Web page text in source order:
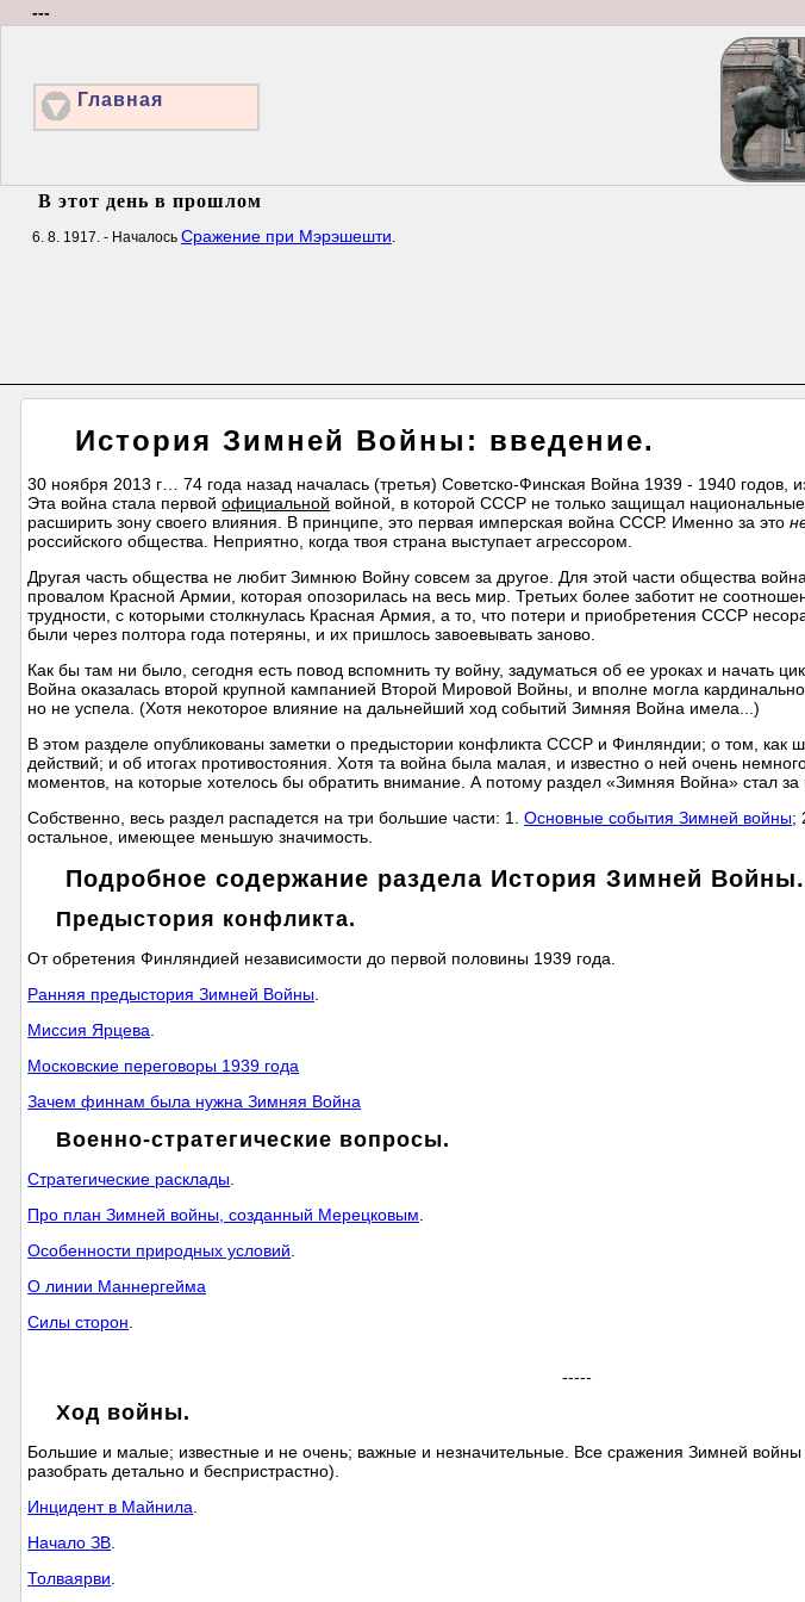
---
Главная
В этот день в прошлом
6. 8. 1917. - Началось Сражение при Мэрэшешти.
История Зимней Войны: введение.
30 ноября 2013 г… 74 года назад началась (третья) Советско-Финская Война 1939 - 1940 годов,
Эта война стала первойофициальной войной, в которой СССР не только защищал
расширить зону своего влияния. В принципе, это первая имперская война СССР. Именно за это
российского общества. Неприятно, когда твоя страна выступает агрессором.
Другая часть общества не любит Зимнюю Войну совсем за другое. Для этой части общества
провалом Красной Армии, которая опозорилась на весь мир. Третьих более заботит не
трудности, с которыми столкнулась Красная Армия, а то, что потери и приобретения СССР
были через полтора года потеряны, и их пришлось завоевывать заново.
Как бы там ни было, сегодня есть повод вспомнить ту войну, задуматься об ее уроках и начать
Война оказалась второй крупной кампанией Второй Мировой Войны, и вполне могла
но не успела. (Хотя некоторое влияние на дальнейший ход событий Зимняя Война имела...)
В этом разделе опубликованы заметки о предыстории конфликта СССР и Финляндии; о том, как
действий; и об итогах противостояния. Хотя та война была малая, и известно о ней очень
моментов, на которые хотелось бы обратить внимание. А потому раздел «Зимняя Война» стал
Собственно, весь раздел распадется на три большие части: 1.Основные события Зимней войны;
остальное, имеющее меньшую значимость.
Подробное содержание раздела История Зимней Войны.
Предыстория конфликта.
От обретения Финляндией независимости до первой половины 1939 года.
Ранняя предыстория Зимней Войны
Миссия Ярцева
Московские переговоры 1939 года
Зачем финнам была нужна Зимняя Война
Военно-стратегические вопросы.
Стратегические расклады
Про план Зимней войны, созданный Мерецковым
Особенности природных условий
О линии Маннергейма
Силы сторон
-----
Ход войны.
Большие и малые; известные и не очень; важные и незначительные. Все сражения Зимней
разобрать детально и беспристрастно).
Инцидент в Майнила
Начало ЗВ
Толваярви